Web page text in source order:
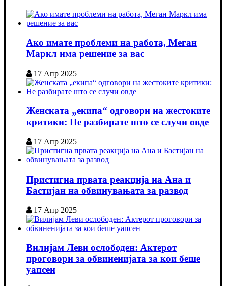
Ако имате проблеми на работа, Меган
Маркл има решение за вас
17 Апр 2025
Женската „екипа“ одговори на жестоките
критики: Не разбирате што се случи овде
17 Апр 2025
Пристигна првата реакција на Ана и
Бастијан на обвинувањата за развод
17 Апр 2025
Вилијам Леви ослободен: Актерот
проговори за обвиненијата за кои беше
уапсен